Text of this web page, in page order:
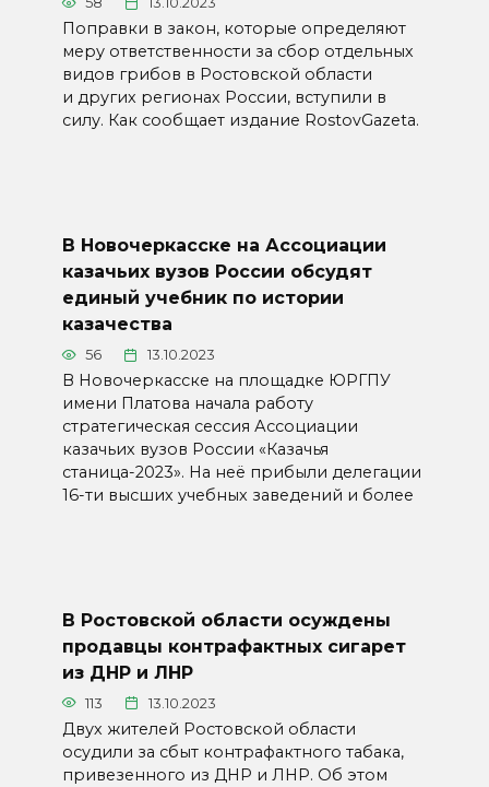
Поправки в закон, которые определяют
меру ответственности за сбор отдельных
видов грибов в Ростовской области
и других регионах России, вступили в
силу. Как сообщает издание RostovGazeta.
В Новочеркасске на Ассоциации
казачьих вузов России обсудят
единый учебник по истории
казачества
56 13.10.2023
В Новочеркасске на площадке ЮРГПУ
имени Платова начала работу
стратегическая сессия Ассоциации
казачьих вузов России «Казачья
станица-2023». На неё прибыли делегации
16-ти высших учебных заведений и более
В Ростовской области осуждены
продавцы контрафактных сигарет
из ДНР и ЛНР
113 13.10.2023
Двух жителей Ростовской области
осудили за сбыт контрафактного табака,
привезенного из ДНР и ЛНР. Об этом